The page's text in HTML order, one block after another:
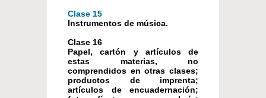
Clase 15
Instrumentos de música.
Clase 16
Papel, cartón y artículos de
estas materias, no
comprendidos en otras clases;
productos de imprenta;
artículos de encuadernación;